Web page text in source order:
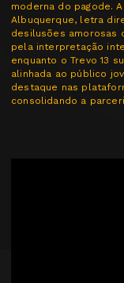
moderna do pagode.
Albuquerque, letra
desilusões amorosas
pela interpretação
enquanto o Trevo 13
alinhada ao público
destaque nas
consolidando a